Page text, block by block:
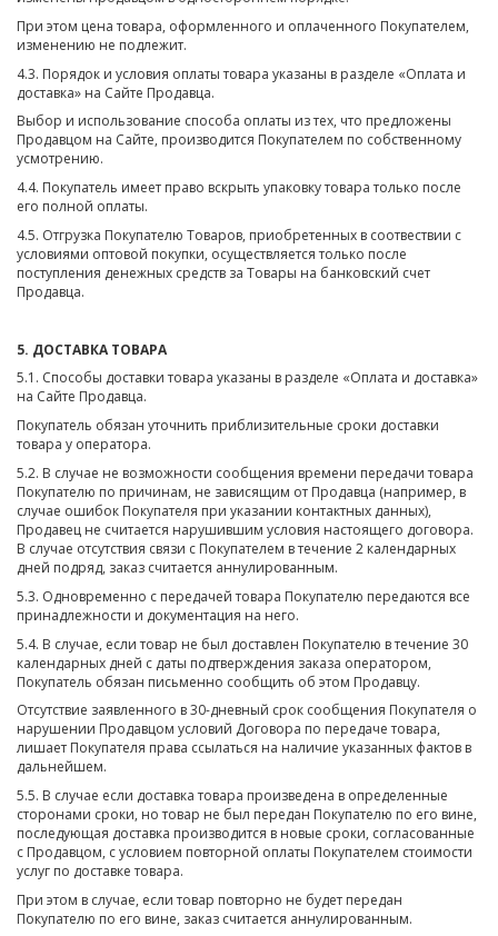
При этом цена товара, оформленного и оплаченного Покупателем,
изменению не подлежит.
4.3. Порядок и условия оплаты товара указаны в разделе «Оплата и
доставка» на Сайте Продавца.
Выбор и использование способа оплаты из тех, что предложены
Продавцом на Сайте, производится Покупателем по собственному
усмотрению.
4.4. Покупатель имеет право вскрыть упаковку товара только после
его полной оплаты.
4.5. Отгрузка Покупателю Товаров, приобретенных в соотвествии с
условиями оптовой покупки, осуществляется только после
поступления денежных средств за Товары на банковский счет
Продавца.
5. ДОСТАВКА ТОВАРА
5.1. Способы доставки товара указаны в разделе «Оплата и доставка»
на Сайте Продавца.
Покупатель обязан уточнить приблизительные сроки доставки
товара у оператора.
5.2. В случае не возможности сообщения времени передачи товара
Покупателю по причинам, не зависящим от Продавца (например, в
случае ошибок Покупателя при указании контактных данных),
Продавец не считается нарушившим условия настоящего договора.
В случае отсутствия связи с Покупателем в течение 2 календарных
дней подряд, заказ считается аннулированным.
5.3. Одновременно с передачей товара Покупателю передаются все
принадлежности и документация на него.
5.4. В случае, если товар не был доставлен Покупателю в течение 30
календарных дней с даты подтверждения заказа оператором,
Покупатель обязан письменно сообщить об этом Продавцу.
Отсутствие заявленного в 30-дневный срок сообщения Покупателя о
нарушении Продавцом условий Договора по передаче товара,
лишает Покупателя права ссылаться на наличие указанных фактов в
дальнейшем.
5.5. В случае если доставка товара произведена в определенные
сторонами сроки, но товар не был передан Покупателю по его вине,
последующая доставка производится в новые сроки, согласованные
с Продавцом, с условием повторной оплаты Покупателем стоимости
услуг по доставке товара.
При этом в случае, если товар повторно не будет передан
Покупателю по его вине, заказ считается аннулированным.